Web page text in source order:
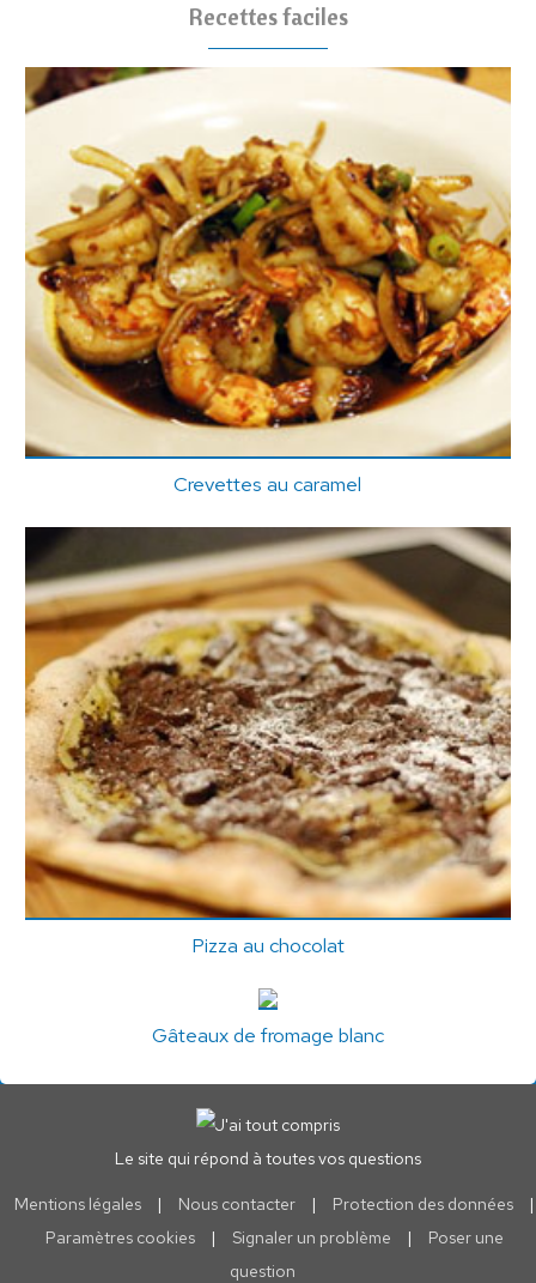
Recettes faciles
Crevettes au caramel
Pizza au chocolat
Gâteaux de fromage blanc
Le site qui répond à toutes vos questions
Mentions légales | Nous contacter | Protection des données
|
Paramètres cookies
| Signaler un problème |
Poser une
question